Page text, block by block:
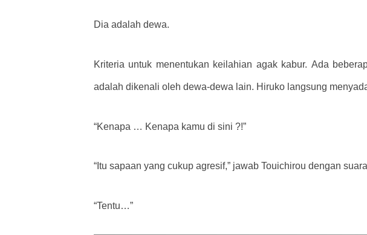
Dia adalah dewa.
Kriteria untuk menentukan keilahian agak kabur. Ada
adalah dikenali oleh dewa-dewa lain. Hiruko langsung
“Kenapa … Kenapa kamu di sini ?!”
“Itu sapaan yang cukup agresif,” jawab Touichirou dengan
“Tentu…”